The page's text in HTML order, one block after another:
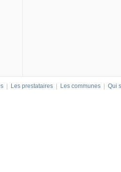
Les prestataires Les communes Qui